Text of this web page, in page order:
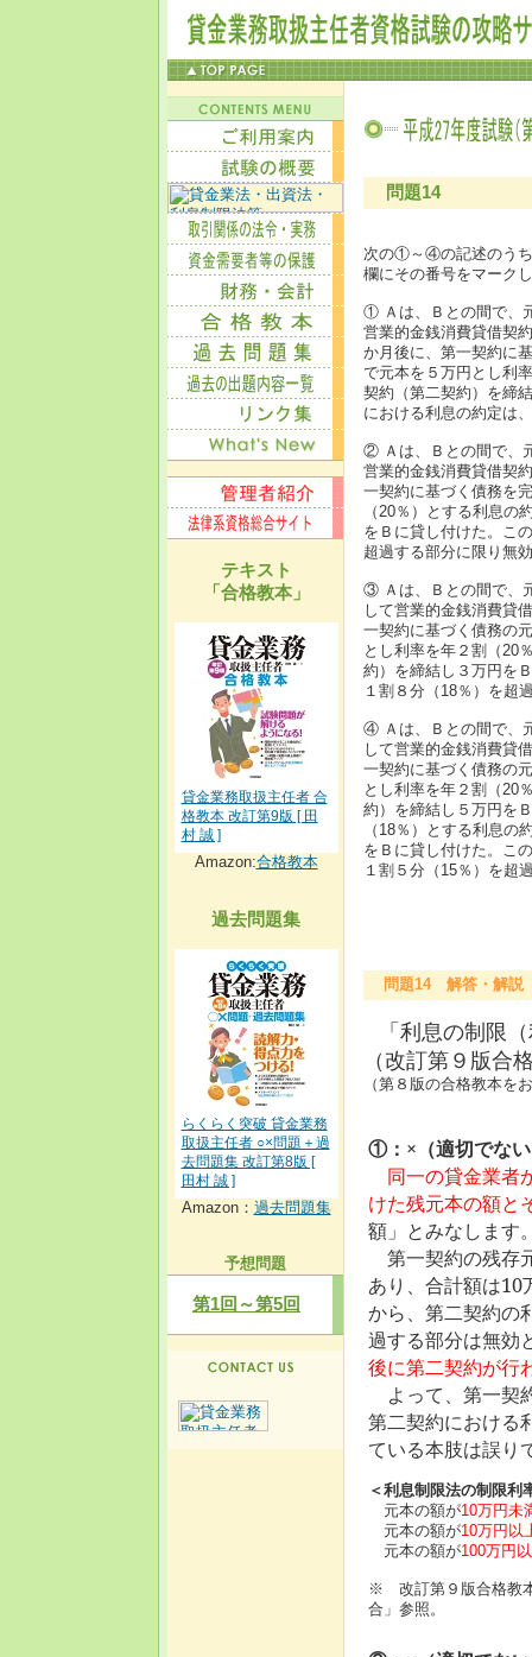
テキスト
「合格教本」
貸金業務取扱主任者 合
格教本 改訂第9版 [ 田
村 誠 ]
Amazon:合格教本
過去問題集
らくらく突破 貸金業務
取扱主任者 ○×問題＋過
去問題集 改訂第8版 [
田村 誠 ]
Amazon： 過去問題集
予想問題
第1回～第5回
問題14
次の①～④の記述のうち
欄にその番号をマーク
① Ａは、Ｂとの間で、
営業的金銭消費貸借契
か月後に、第一契約に
で元本を５万円とし利
契約（第二契約）を締
における利息の約定は
② Ａは、Ｂとの間で、
営業的金銭消費貸借契
一契約に基づく債務を
（20％）とする利息の
をＢに貸し付けた。こ
超過する部分に限り無
③ Ａは、Ｂとの間で、
して営業的金銭消費貸
一契約に基づく債務の
とし利率を年２割（20
約）を締結し３万円を
１割８分（18％）を超
④ Ａは、Ｂとの間で、
して営業的金銭消費貸
一契約に基づく債務の
とし利率を年２割（20
約）を締結し５万円を
（18％）とする利息の
をＢに貸し付けた。こ
１割５分（15％）を超
問題14 解答・解説
「利息の制限
（改訂第９版合
（第８版の合格教本を
①：×（適切でな
同一の貸金業者
けた残元本の額と
額」とみなします
第一契約の残存
あり、合計額は10
から、第二契約の
過する部分は無効
後に第二契約が行
よって、第一契
第二契約における
ている本肢は誤り
＜利息制限法の制限利
元本の額が10万円未
元本の額が10万円以
元本の額が100万円
※ 改訂第９版合格教
合」参照。